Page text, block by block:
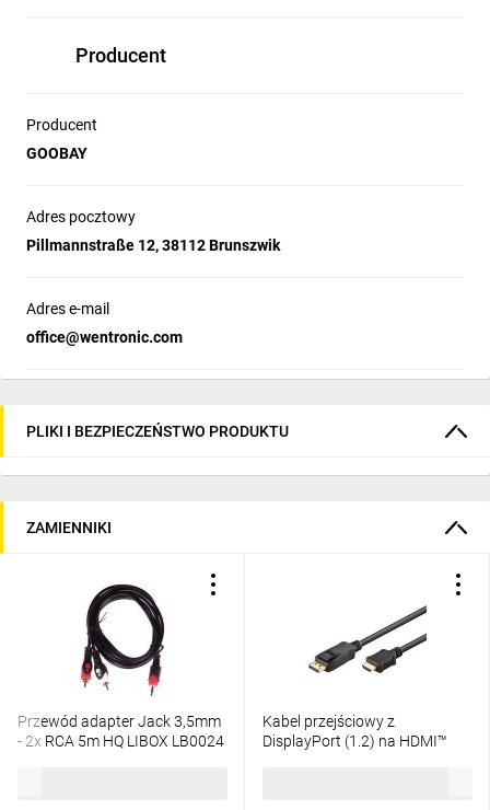
Producent
Producent
GOOBAY
Adres pocztowy
Pillmannstraße 12, 38112 Brunszwik
Adres e-mail
office@wentronic.com
PLIKI I BEZPIECZEŃSTWO PRODUKTU
ZAMIENNIKI
Przewód adapter Jack 3,5mm
- 2x RCA 5m HQ LIBOX LB0024
Kabel przejściowy z
DisplayPort (1.2) na HDMI™